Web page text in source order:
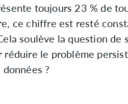
toujours 23 % de
ce chiffre est resté
soulève la question de
réduire le problème
?